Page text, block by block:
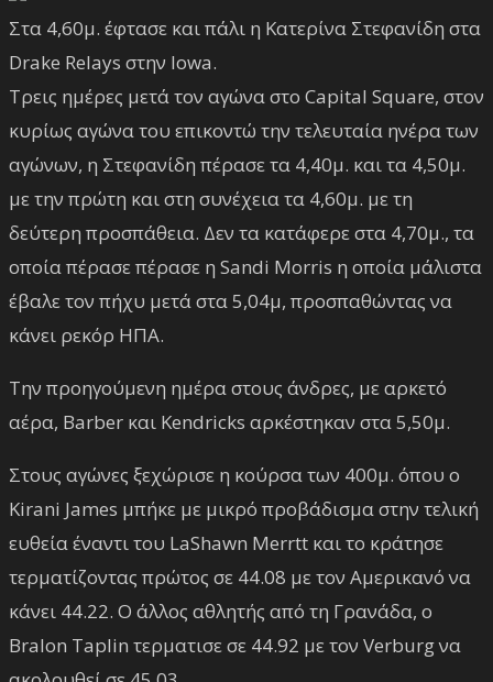
Στα 4,60μ. έφτασε και πάλι η Κατερίνα Στεφανίδη στα
Drake Relays στην Iowa.
Τρεις ημέρες μετά τον αγώνα στο Capital Square, στον
κυρίως αγώνα του επικοντώ την τελευταία ηνέρα των
αγώνων, η Στεφανίδη πέρασε τα 4,40μ. και τα 4,50μ.
με την πρώτη και στη συνέχεια τα 4,60μ. με τη
δεύτερη προσπάθεια. Δεν τα κατάφερε στα 4,70μ., τα
οποία πέρασε πέρασε η Sandi Morris η οποία μάλιστα
έβαλε τον πήχυ μετά στα 5,04μ, προσπαθώντας να
κάνει ρεκόρ ΗΠΑ.
Την προηγούμενη ημέρα στους άνδρες, με αρκετό
αέρα, Barber και Kendricks αρκέστηκαν στα 5,50μ.
Στους αγώνες ξεχώρισε η κούρσα των 400μ. όπου ο
Kirani James μπήκε με μικρό προβάδισμα στην τελική
ευθεία έναντι του LaShawn Merrtt και το κράτησε
τερματίζοντας πρώτος σε 44.08 με τον Αμερικανό να
κάνει 44.22. Ο άλλος αθλητής από τη Γρανάδα, ο
Bralon Taplin τερματισε σε 44.92 με τον Verburg να